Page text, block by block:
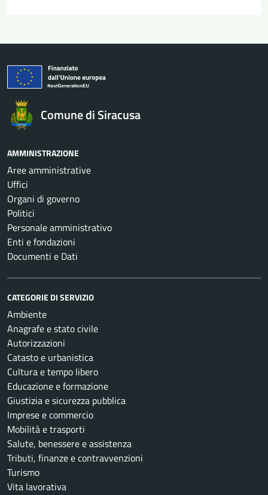
Comune di Siracusa
AMMINISTRAZIONE
Aree amministrative
Uffici
Organi di governo
Politici
Personale amministrativo
Enti e fondazioni
Documenti e Dati
CATEGORIE DI SERVIZIO
Ambiente
Anagrafe e stato civile
Autorizzazioni
Catasto e urbanistica
Cultura e tempo libero
Educazione e formazione
Giustizia e sicurezza pubblica
Imprese e commercio
Mobilità e trasporti
Salute, benessere e assistenza
Tributi, finanze e contravvenzioni
Turismo
Vita lavorativa